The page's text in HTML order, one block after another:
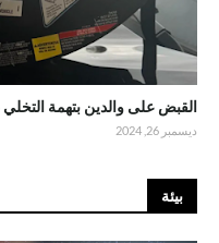
القبض على والدين بتهمة
ديسمبر 26, 2024
بيئة